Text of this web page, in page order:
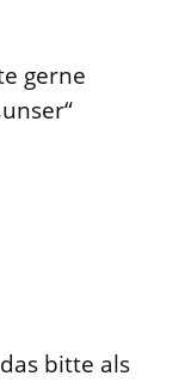
gerne
bitte als